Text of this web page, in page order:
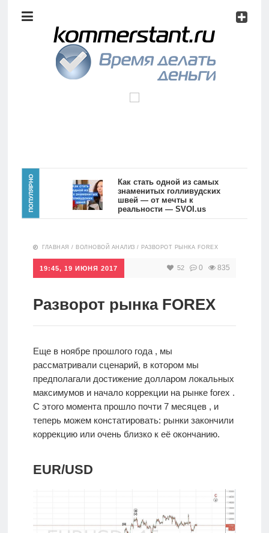
анализ
Видео
Сделано
Главная
Новости
Аналитика
Дивиденды
Волновой
анализ
Видео
в России
ПОПУЛЯРНО
Как стать одной из самых
знаменитых голливудских
швей — от мечты к
реальности — SVOI.us
10559
ГЛАВНАЯ / ВОЛНОВОЙ АНАЛИЗ / РАЗВОРОТ РЫНКА FOREX
19:45, 19 ИЮНЯ 2017 52 0 835
Разворот рынка FOREX
Еще в ноябре прошлого года , мы
рассматривали сценарий, в котором мы
предполагали достижение долларом локальных
максимумов и начало коррекции на рынке forex .
С этого момента прошло почти 7 месяцев , и
теперь можем констатировать: рынки закончили
коррекцию или очень близко к её окончанию.
EUR/USD